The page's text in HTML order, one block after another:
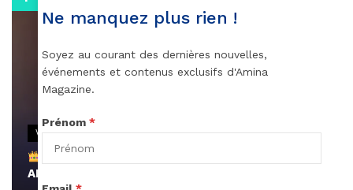
VIDEOS
AMINA, le Magazine de la Femme
Ne manquez plus rien !
Soyez au courant des dernières nouvelles,
événements et contenus exclusifs d'Amina
Magazine.
Prénom *